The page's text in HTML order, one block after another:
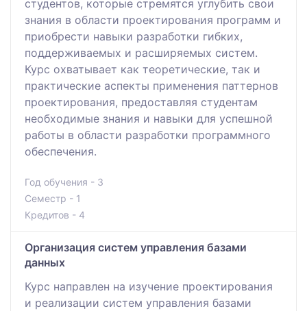
студентов, которые стремятся углубить свои
знания в области проектирования программ и
приобрести навыки разработки гибких,
поддерживаемых и расширяемых систем.
Курс охватывает как теоретические, так и
практические аспекты применения паттернов
проектирования, предоставляя студентам
необходимые знания и навыки для успешной
работы в области разработки программного
обеспечения.
Год обучения - 3
Семестр - 1
Кредитов - 4
Организация систем управления базами
данных
Курс направлен на изучение проектирования
и реализации систем управления базами